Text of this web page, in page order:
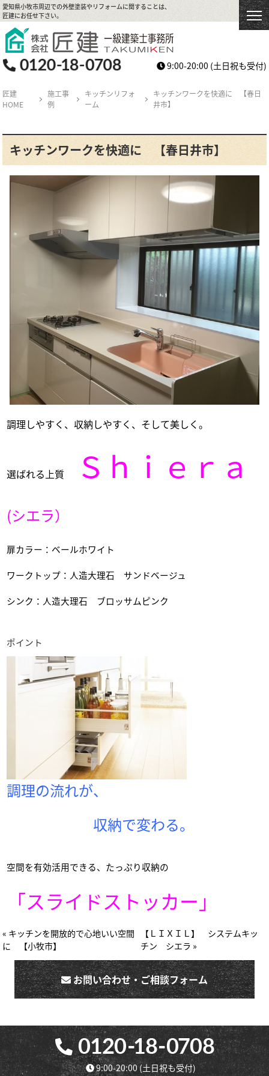
愛知県小牧市周辺での外壁塗装やリフォームに関することは、
匠建にお任せ下さい。
9:00-20:00 (土日祝も受付)
匠建
HOME
施工事
例
キッチンリフォ
ーム
キッチンワークを快適に 【春日
井市】
キッチンワークを快適に 【春日井市】
調理しやすく、収納しやすく、そして美しく。
選ばれる上質 Ｓｈｉｅｒａ
(シエラ）
扉カラー：ベールホワイト
ワークトップ：人造大理石 サンドベージュ
シンク：人造大理石 ブロッサムピンク
ポイント
調理の流れが、
収納で変わる。
空間を有効活用できる、 たっぷり収納の
「スライドストッカー」
« キッチンを開放的で心地いい空間
に 【小牧市】
【ＬＩＸＩＬ】 システムキッ
チン シエラ »
お問い合わせ・ご相談フォーム
9:00-20:00(土日祝も受付)